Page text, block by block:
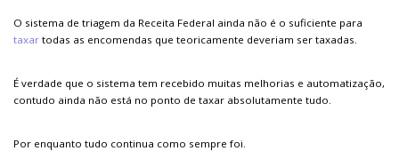
O sistema de triagem da Receita Federal ainda não é o suficiente para
taxar todas as encomendas que teoricamente deveriam ser taxadas.
É verdade que o sistema tem recebido muitas melhorias e automatização,
contudo ainda não está no ponto de taxar absolutamente tudo.
Por enquanto tudo continua como sempre foi.